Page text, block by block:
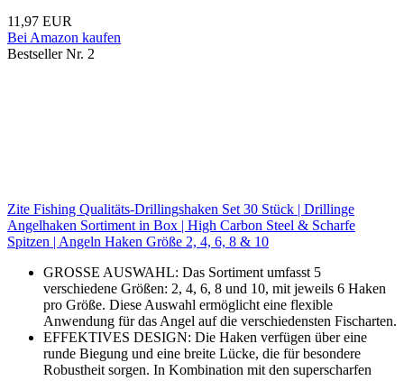
11,97 EUR
Bei Amazon kaufen
Bestseller Nr. 2
Zite Fishing Qualitäts-Drillingshaken Set 30 Stück | Drillinge
Angelhaken Sortiment in Box | High Carbon Steel & Scharfe
Spitzen | Angeln Haken Größe 2, 4, 6, 8 & 10
GROSSE AUSWAHL: Das Sortiment umfasst 5
verschiedene Größen: 2, 4, 6, 8 und 10, mit jeweils 6 Haken
pro Größe. Diese Auswahl ermöglicht eine flexible
Anwendung für das Angel auf die verschiedensten Fischarten.
EFFEKTIVES DESIGN: Die Haken verfügen über eine
runde Biegung und eine breite Lücke, die für besondere
Robustheit sorgen. In Kombination mit den superscharfen